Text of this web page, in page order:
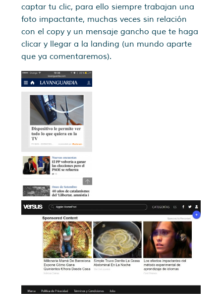
captar tu clic, para ello siempre trabajan una
foto impactante, muchas veces sin relación
con el copy y un mensaje gancho que te haga
clicar y llegar a la landing (un mundo aparte
que ya comentaremos).